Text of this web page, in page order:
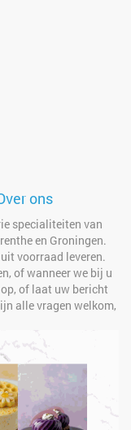
ons
specialiteiten van
en Groningen.
voorraad leveren.
of wanneer we bij u
of laat uw bericht
alle vragen welkom,